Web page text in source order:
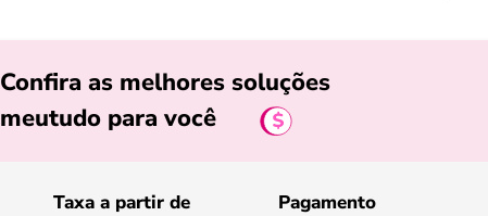
Confira as melhores soluções
meutudo para você
Taxa a partir de Pagamento